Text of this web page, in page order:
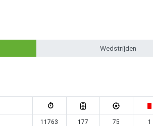
Wedstrijden
11763 177 75 1